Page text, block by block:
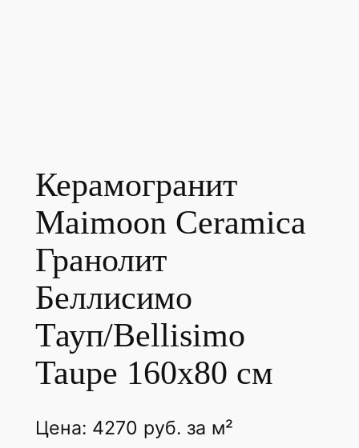
Керамогранит
Maimoon Ceramica
Гранолит
Беллисимо
Тауп/Bellisimo
Taupe 160х80 см
Цена: 4270 руб. за м²